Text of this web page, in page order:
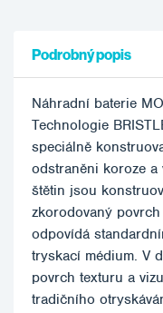
Podrobný popis
Náhradní baterie
Technologie
speciálně
odstraněni koroze
štětin jsou
zkorodovaný
odpovídá
tryskací médium. V
povrch texturu a
tradičního